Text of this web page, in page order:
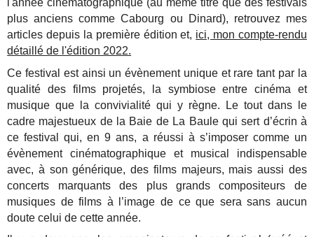
l'année cinématographique (au même titre que des festivals
plus anciens comme Cabourg ou Dinard), retrouvez mes
articles depuis la première édition et, ici, mon compte-rendu
détaillé de l'édition 2022.
Ce festival est ainsi un évènement unique et rare tant par la
qualité des films projetés, la symbiose entre cinéma et
musique que la convivialité qui y règne. Le tout dans le
cadre majestueux de la Baie de La Baule qui sert d’écrin à
ce festival qui, en 9 ans, a réussi à s’imposer comme un
évènement cinématographique et musical indispensable
avec, à son générique, des films majeurs, mais aussi des
concerts marquants des plus grands compositeurs de
musiques de films à l’image de ce que sera sans aucun
doute celui de cette année.